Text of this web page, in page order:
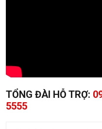
TỔNG ĐÀI HỖ TRỢ:
5555